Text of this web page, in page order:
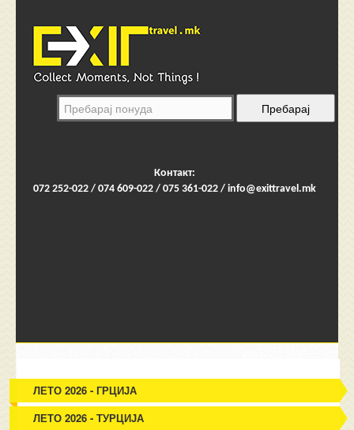
Контакт:
072 252-022 / 074 609-022 / 075 361-022 / info@exittravel.mk
ЛЕТО 2026 - ГРЦИЈА
ЛЕТО 2026 - ТУРЦИЈА